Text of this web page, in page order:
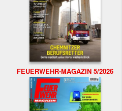
FEUERWEHR-MAGAZIN 5/2026